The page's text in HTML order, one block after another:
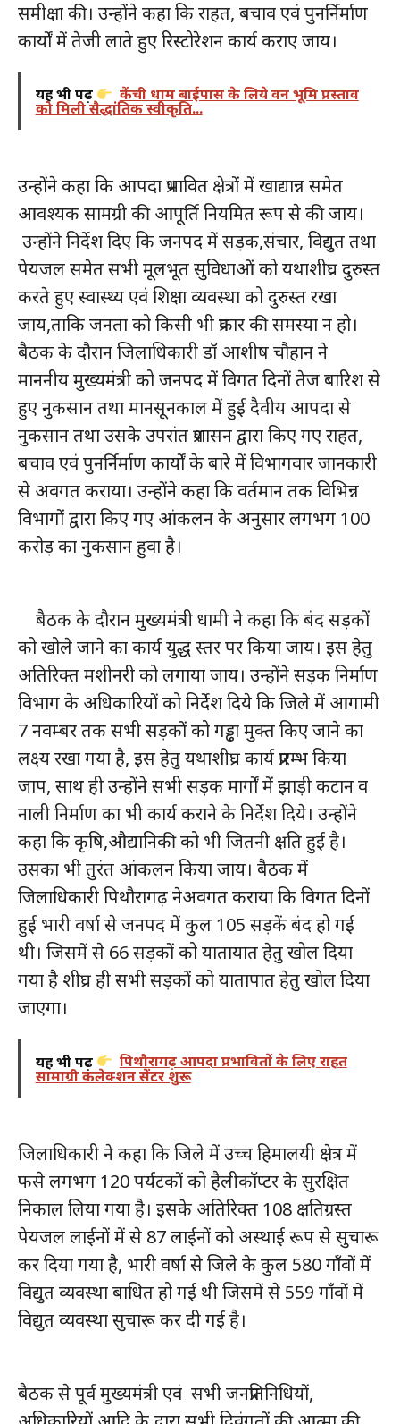
समीक्षा की। उन्होंने कहा कि राहत, बचाव एवं पुनर्निर्माण
कार्यों में तेजी लाते हुए रिस्टोरेशन कार्य कराए जाय।
यह भी पढ़ें कैंची धाम बाईपास के लिये वन भूमि प्रस्ताव
को मिली सैद्धांतिक स्वीकृति...
उन्होंने कहा कि आपदा प्रभावित क्षेत्रों में खाद्यान्न समेत
आवश्यक सामग्री की आपूर्ति नियमित रूप से की जाय।
उन्होंने निर्देश दिए कि जनपद में सड़क,संचार, विद्युत तथा
पेयजल समेत सभी मूलभूत सुविधाओं को यथाशीघ्र दुरुस्त
करते हुए स्वास्थ्य एवं शिक्षा व्यवस्था को दुरुस्त रखा
जाय,ताकि जनता को किसी भी प्रकार की समस्या न हो।
बैठक के दौरान जिलाधिकारी डॉ आशीष चौहान ने
माननीय मुख्यमंत्री को जनपद में विगत दिनों तेज बारिश से
हुए नुकसान तथा मानसूनकाल में हुई दैवीय आपदा से
नुकसान तथा उसके उपरांत प्रशासन द्वारा किए गए राहत,
बचाव एवं पुनर्निर्माण कार्यों के बारे में विभागवार जानकारी
से अवगत कराया। उन्होंने कहा कि वर्तमान तक विभिन्न
विभागों द्वारा किए गए आंकलन के अनुसार लगभग 100
करोड़ का नुकसान हुवा है।
बैठक के दौरान मुख्यमंत्री धामी ने कहा कि बंद सड़कों
को खोले जाने का कार्य युद्ध स्तर पर किया जाय। इस हेतु
अतिरिक्त मशीनरी को लगाया जाय। उन्होंने सड़क निर्माण
विभाग के अधिकारियों को निर्देश दिये कि जिले में आगामी
7 नवम्बर तक सभी सड़कों को गड्ढा मुक्त किए जाने का
लक्ष्य रखा गया है, इस हेतु यथाशीघ्र कार्य प्रारम्भ किया
जाप, साथ ही उन्होंने सभी सड़क मार्गों में झाड़ी कटान व
नाली निर्माण का भी कार्य कराने के निर्देश दिये। उन्होंने
कहा कि कृषि,औद्यानिकी को भी जितनी क्षति हुई है।
उसका भी तुरंत आंकलन किया जाय। बैठक में
जिलाधिकारी पिथौरागढ़ नेअवगत कराया कि विगत दिनों
हुई भारी वर्षा से जनपद में कुल 105 सड़कें बंद हो गई
थी। जिसमें से 66 सड़कों को यातायात हेतु खोल दिया
गया है शीघ्र ही सभी सड़कों को यातापात हेतु खोल दिया
जाएगा।
यह भी पढ़ें पिथौरागढ़ आपदा प्रभावितों के लिए राहत
सामाग्री कलेक्शन सेंटर शुरू
जिलाधिकारी ने कहा कि जिले में उच्च हिमालयी क्षेत्र में
फसे लगभग 120 पर्यटकों को हैलीकॉप्टर के सुरक्षित
निकाल लिया गया है। इसके अतिरिक्त 108 क्षतिग्रस्त
पेयजल लाईनों में से 87 लाईनों को अस्थाई रूप से सुचारू
कर दिया गया है, भारी वर्षा से जिले के कुल 580 गाँवों में
विद्युत व्यवस्था बाधित हो गई थी जिसमें से 559 गाँवों में
विद्युत व्यवस्था सुचारू कर दी गई है।
बैठक से पूर्व मुख्यमंत्री एवं सभी जनप्रतिनिधियों,